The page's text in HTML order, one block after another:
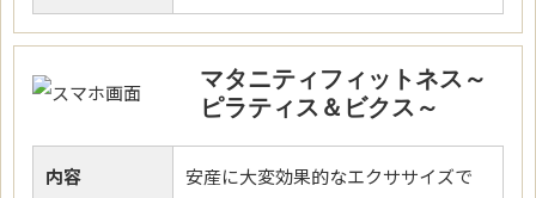
マタニティフィットネス～
ピラティス＆ビクス～
内容
安産に大変効果的なエクササイズで